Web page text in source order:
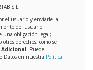
S.L.
el usuario y enviarle la
del usuario;
una obligación legal;
derechos, como se
: Puede
Datos en nuestra Política